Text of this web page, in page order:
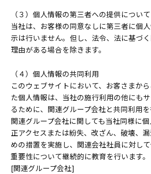
（３）個人情報の第三者への提供について
当社は、お客様の同意なしに第三者に個
示は行いません。但し、法令、法に基づ
理由がある場合を除きます。
（４）個人情報の共同利用
このウェブサイトにおいて、お客さまか
た個人情報は、当社の施行利用の他にも
るために、関連グループ会社と共同利用を
関連グループ会社に関しても当社同様に
正アクセスまたは紛失、改ざん、破壊、
めの措置を実施し、関連会社社員に対し
重要性について継続的に教育を行います。
[関連グループ会社]